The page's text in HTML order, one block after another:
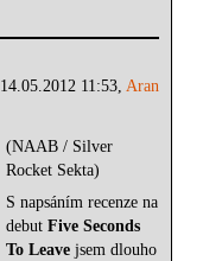
14.05.2012 11:53,Aran
(NAAB / Silver
Rocket Sekta)
S napsáním recenze na
debutFive Seconds
To Leave jsem dlouho